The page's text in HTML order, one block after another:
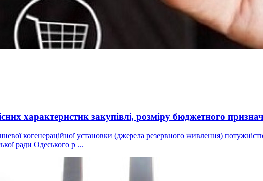
характеристик закупівлі, розміру бюджетного
когенераційної установки (джерела резервного живлення)
ради Одеського р ...